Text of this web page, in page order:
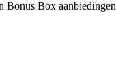
Bonus Box aanbiedingen